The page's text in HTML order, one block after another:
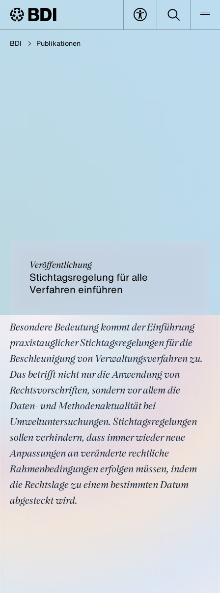
BDI Publikationen
Veröffentlichung
Stichtagsregelung für alle
Verfahren einführen
Besondere Bedeutung kommt der Einführung
praxistauglicher Stichtagsregelungen für die
Beschleunigung von Verwaltungsverfahren zu.
Das betrifft nicht nur die Anwendung von
Rechtsvorschriften, sondern vor allem die
Daten- und Methodenaktualität bei
Umweltuntersuchungen. Stichtagsregelungen
sollen verhindern, dass immer wieder neue
Anpassungen an veränderte rechtliche
Rahmenbedingungen erfolgen müssen, indem
die Rechtslage zu einem bestimmten Datum
abgesteckt wird.